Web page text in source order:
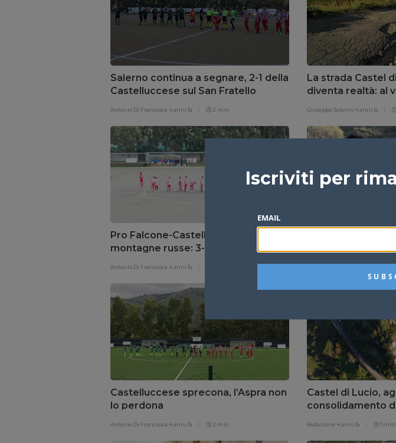
Salerno continua a segnare, 2-1 della
Castelluccese sul San Fratello
Antonio Di Francesca 4 anni fa 2 min
La strada Castel
diventa realtà: al
Giuseppe Salerno 4 anni fa
Pro Falcone-Castelluccese sulle
montagne russe: 3-3 al Salmeri
Antonio Di Francesca 4 anni fa
Castelluccese sprecona, l’Aspra non
lo perdona
Antonio Di Francesca 4 anni fa 2 min
Castel di Lucio,
consolidamento
Redazione 4 anni fa 1 min
Iscriviti per
EMAIL